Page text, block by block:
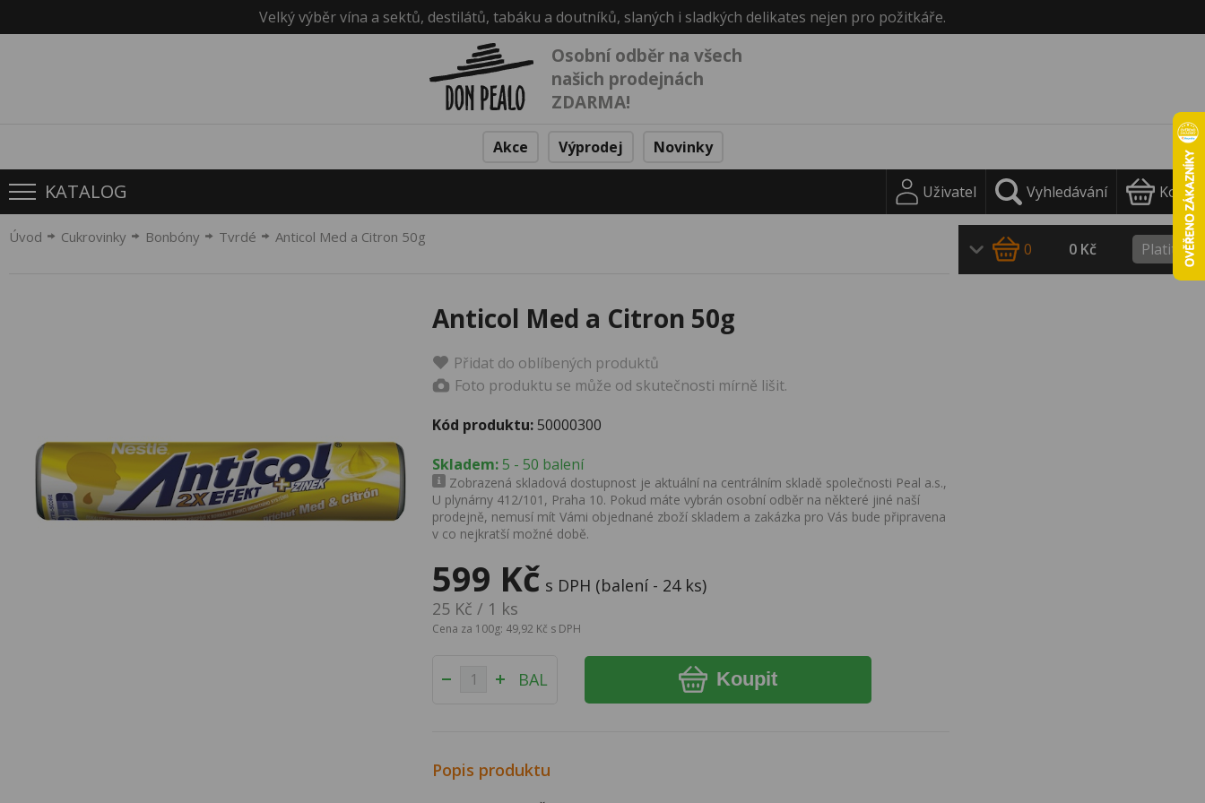
Velký výběr vína a sektů, destilátů, tabáku a doutníků, slaných i sladkých delikates nejen pro požitkáře.
Osobní odběr na všech
našich prodejnách
ZDARMA!
Akce Výprodej Novinky
KATALOG Uživatel Vyhledávání Košík
Úvod Cukrovinky Bonbóny Tvrdé Anticol Med a Citron 50g
Anticol Med a Citron 50g
Přidat do oblíbených produktů
Foto produktu se může od skutečnosti mírně lišit.
Kód produktu:50000300
Skladem:5 - 50 balení
Zobrazená skladová dostupnost je aktuální na centrálním skladě společnosti Peal a.s.,
U plynárny 412/101, Praha 10. Pokud máte vybrán osobní odběr na některé jiné naší
prodejně, nemusí mít Vámi objednané zboží skladem a zakázka pro Vás bude připravena
v co nejkratší možné době.
599 Kč s DPH (balení - 24 ks)
25 Kč / 1 ks
Cena za 100g: 49,92 Kč s DPH
BAL Koupit
Popis produktu
0 0 Kč Platit